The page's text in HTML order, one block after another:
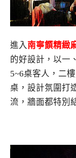
進入 南寧饌精緻
的好設計，以一
5~6桌客人，二
桌，設計氛圍打
流，牆面都特別